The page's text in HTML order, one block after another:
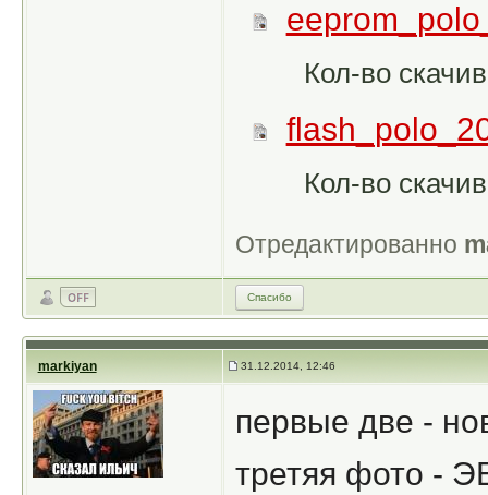
Кол-во
Кол-во
Отредактированно
Спасибо
markiyan 31.12.2014, 12:46
первые две -
третяя фото -